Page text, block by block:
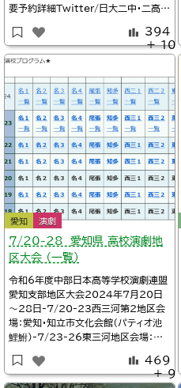
要予約詳細Twitter/日大二中・二高演
ル、上演作品１０：００東京日大櫻丘高校
演劇部『溺れるいちごとママの嘘』作：
遠野太陽既成11:15東京日大豊山女
子高校演劇部『ハッピーエンド』生徒創
作１３：４５千葉千葉日大
394
愛知 演劇
7/20-28 愛知県 高校演劇地
区大会 （一覧）
令和6年度中部日本高等学校演劇連盟
愛知支部地区大会2024年7月20日
～28日-7/20-23西三河第2地区会
場：愛知・知立市文化会館（パティオ池
鯉鮒）-7/23-26東三河地区会場：愛
-7/23-27名古屋第2地区会場：愛知
名古屋・守山文化小劇場-7/24-27名
469
＋ 10
＋ 9